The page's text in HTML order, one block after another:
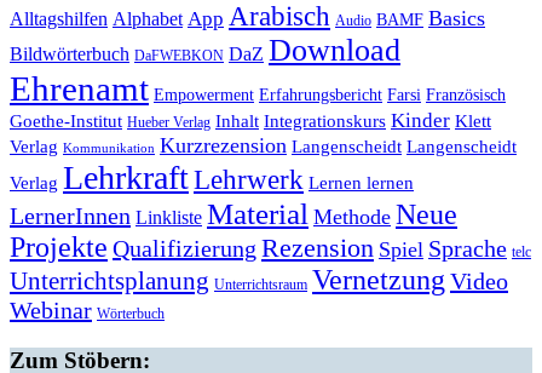
Alltagshilfen Alphabet App Arabisch Audio BAMF Basics
Bildwörterbuch DaFWEBKON DaZ Download
Ehrenamt Empowerment Erfahrungsbericht Farsi Französisch
Goethe-Institut Hueber Verlag Inhalt Integrationskurs Kinder Klett
Verlag Kommunikation Kurzrezension Langenscheidt Langenscheidt
Verlag LehrkraftLehrwerk Lernen lernen
LernerInnen Linkliste Material Methode Neue
Projekte Qualifizierung Rezension Spiel Sprache telc
Unterrichtsplanung Unterrichtsraum VernetzungVideo
Webinar Wörterbuch
Zum Stöbern: